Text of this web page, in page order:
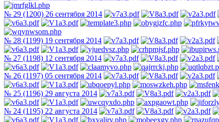
№ 29 (1200) 26 сентября 2014
№ 28 (1199) 19 сентября 2014
№ 27 (1198) 12 сентября 2014
№ 26 (1197) 05 сентября 2014
№ 25 (1196) 29 августа 2014
№ 24 (1195) 22 августа 2014